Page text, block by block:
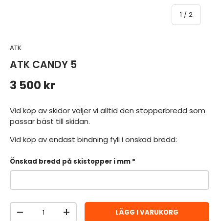
1 / av
2
ATK
ATK CANDY 5
Ordinarie pris
3 500 kr
Vid köp av skidor väljer vi alltid den stopperbredd som
passar bäst till skidan.
Vid köp av endast bindning fyll i önskad bredd:
Önskad bredd på skistopper i mm
Antal
MINSKA ANTALÖKA ANTAL LÄGG I VARUKORG